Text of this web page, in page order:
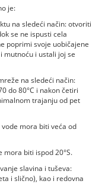
je:
na sledeći način: otvoriti
se ne ispusti cela
poprimi svoje uobičajene
mutnoću i ustali joj se
na sledeći način:
do 80°C i nakon četiri
trajanju od pet
mora biti veća od
biti ispod 20°S.
slavina i tuševa:
i slično), kao i redovna